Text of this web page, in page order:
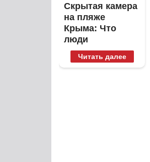
Скрытая камера
на пляже
Крыма: Что
люди
вытворяют,
когда их не
Читать далее